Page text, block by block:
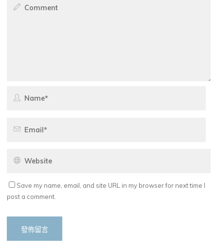
Save my name, email, and site URL in my browser for next time I
post a comment.